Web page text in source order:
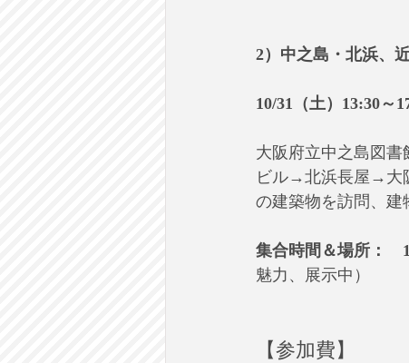
2）中之島・北浜、
10/31（土）13:30～
大阪府立中之島図
ビル→北浜長屋→大
の建築物を訪問、建
集合時間＆場所：　
魅力、展示中）
【参加費】